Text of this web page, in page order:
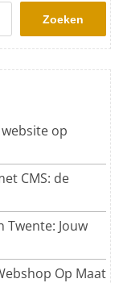
Zoeken
op
CMS: de
Twente: Jouw
Op Maat